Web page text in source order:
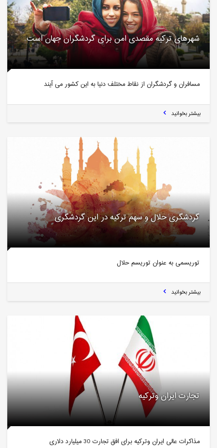
شهرهای ترکیه مقصدی امن برای گردشگران جهان است
مسافران و گردشگران از نقاط مختلف دنیا به این کشور می آیند
بیشتر بخوانید
گردشگری حلال و سهم ترکیه در این گردشگری
توریسمی به عنوان توریسم حلال
بیشتر بخوانید
تجارت ایران وترکیه
مذاکرات عالی ایران وترکیه برای افق تجارت 30 میلیارد دلاری